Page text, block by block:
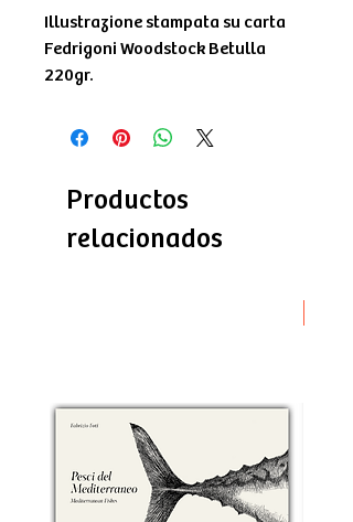
Illustrazione stampata su carta
Fedrigoni Woodstock Betulla
220gr.
Productos
relacionados